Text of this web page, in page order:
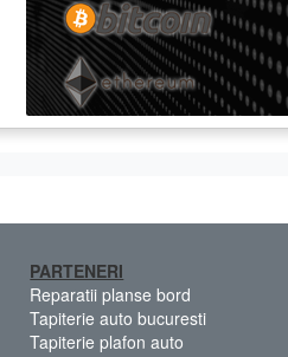
PARTENERI
Reparatii planse bord
Tapiterie auto bucuresti
Tapiterie plafon auto